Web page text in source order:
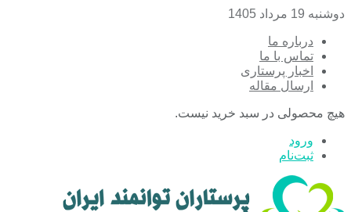
دوشنبه 19 مرداد 1405
درباره ما
تماس با ما
اخبار پرستاری
ارسال مقاله
هیچ محصولی در سبد خرید نیست.
ورود
ثبت‌نام